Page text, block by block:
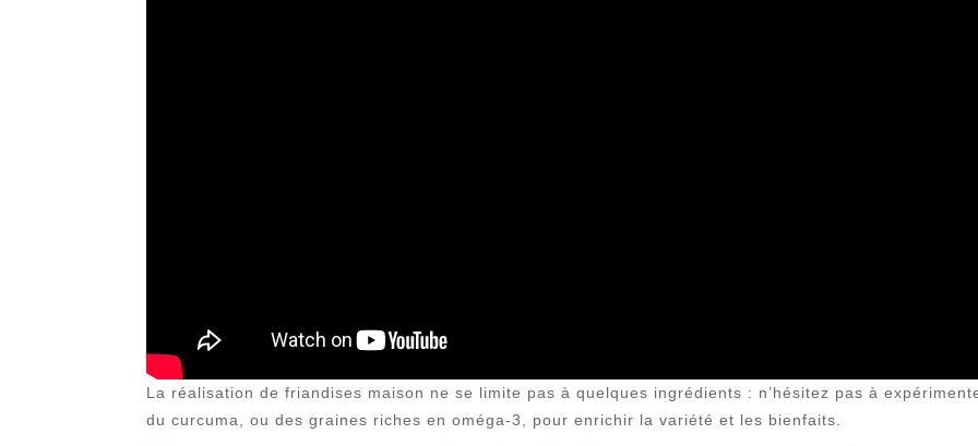
La réalisation de friandises maison ne se limite pas à quelques ingrédients : n’hésitez pas à
du curcuma, ou des graines riches en oméga-3, pour enrichir la variété et les bienfaits.